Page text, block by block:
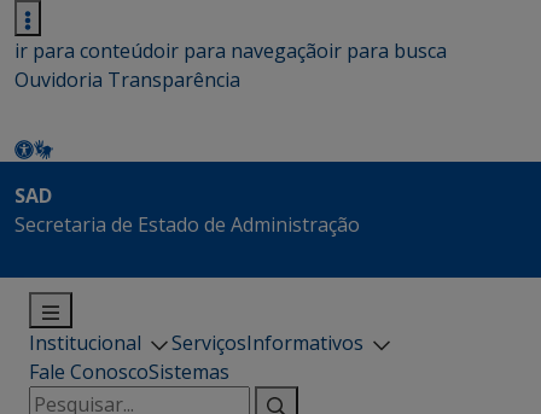
ir para conteúdoir para navegaçãoir para busca
Ouvidoria Transparência
SAD
Secretaria de Estado de Administração
Institucional ServiçosInformativos
Fale ConoscoSistemas
Pesquisar